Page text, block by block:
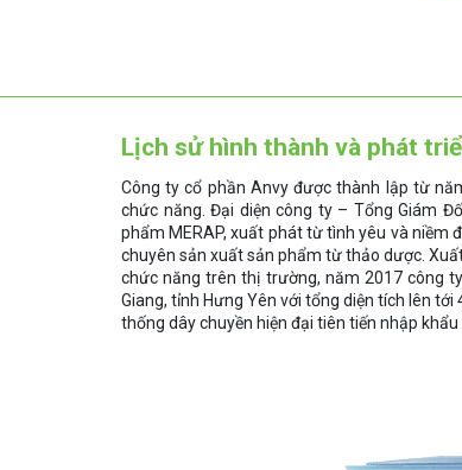
Lịch sử hình thành và phát
Công ty cổ phần Anvy được thành lập từ
chức năng. Đại diện công ty – Tổng Giám
phẩm MERAP, xuất phát từ tình yêu và
chuyên sản xuất sản phẩm từ thảo dược.
chức năng trên thị trường, năm 2017 công
Giang, tỉnh Hưng Yên với tổng diện tích lên
thống dây chuyền hiện đại tiên tiến nhập khẩu